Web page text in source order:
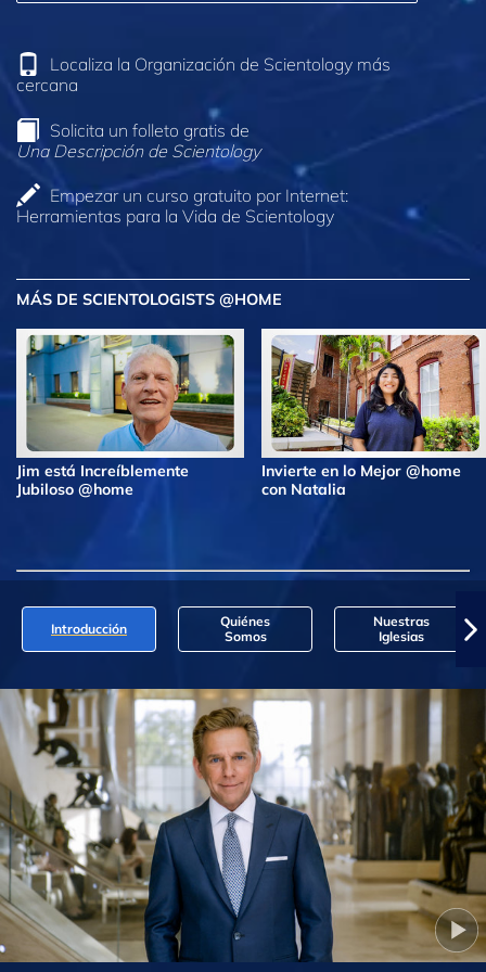
Localiza la Organización de Scientology más
cercana
Solicita un folleto gratis de
Una Descripción de Scientology
Empezar un curso gratuito por Internet:
Herramientas para la Vida de Scientology
MÁS DE SCIENTOLOGISTS @HOME
Jim está Increíblemente
Jubiloso @home
Invierte en lo Mejor @home
con Natalia
Introducción
Quiénes
Somos
Nuestras
Iglesias